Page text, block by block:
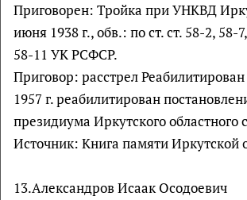
Приговорен: Тройка при УНКВД
июня 1938 г., обв.: по ст. ст. 58-2, 58-
58-11 УК РСФСР.
Приговор: расстрел
1957 г. реабилитирован
президиума Иркутского областного
Источник: Книга памяти Иркутской
13.Александров Исаак Осодоевич